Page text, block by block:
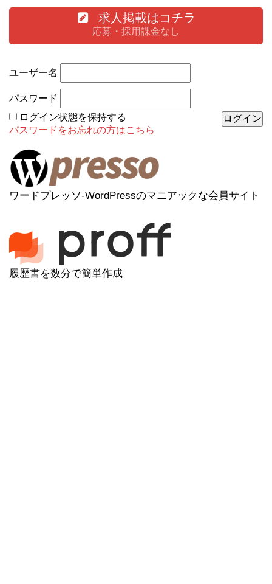
求人掲載はコチラ
応募・採用課金なし
ユーザー名
パスワード
ログイン状態を保持する
パスワードをお忘れの方はこちら
ワードプレッソ-WordPressのマニアックな会員サイト
履歴書を数分で簡単作成